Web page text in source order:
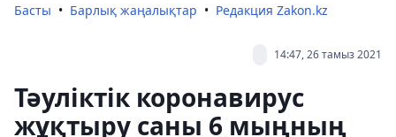
Басты Барлық жаңалықтар Редакция Zakon.kz
14:47, 26 тамыз 2021
Тәуліктік коронавирус
жұқтыру саны 6 мыңның